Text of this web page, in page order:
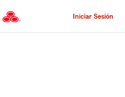
al
contenido
principal
Iniciar Sesión